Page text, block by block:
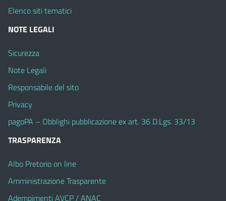
Elenco siti tematici
NOTE LEGALI
Sicurezza
Note Legali
Responsabile del sito
Privacy
pagoPA – Obblighi pubblicazione ex art. 36 D.Lgs. 33/13
TRASPARENZA
Albo Pretorio on line
Amministrazione Trasparente
Adempimenti AVCP / ANAC